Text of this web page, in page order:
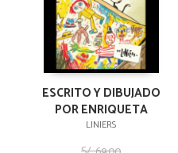
ESCRITO Y DIBUJADO
POR ENRIQUETA
LINIERS